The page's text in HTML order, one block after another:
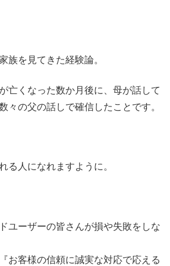
族を見てきた経験論。
亡くなった数か月後に、母が話して
々の父の話しで確信したことです。
る人になれますように。
ユーザーの皆さんが損や失敗をしな
お客様の信頼に誠実な対応で応える